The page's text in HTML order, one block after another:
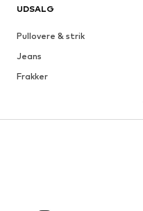
UDSALG
Pullovere & strik
Jeans
Frakker